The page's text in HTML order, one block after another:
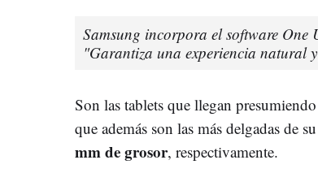
Samsung incorpora el software One
"Garantiza una experiencia natural
Son las tablets que llegan
que además son las más delgadas de
mm de grosor, respectivamente.